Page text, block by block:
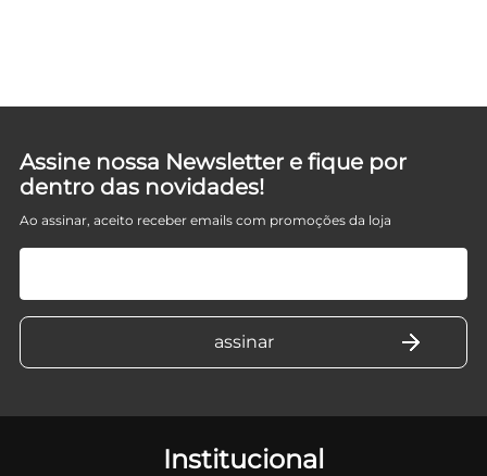
Assine nossa Newsletter e fique por
dentro das novidades!
Ao assinar, aceito receber emails com promoções da loja
Institucional